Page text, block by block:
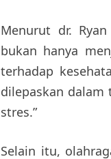
Menurut dr.
bukan hanya
terhadap
dilepaskan
stres.”
Selain itu,